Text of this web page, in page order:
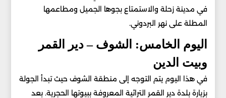
في مدينة زحلة والاستمتاع بجوها الجميل ومطاعمها
المطلة على نهر البردوني.
اليوم الخامس: الشوف – دير القمر
وبيت الدين
في هذا اليوم يتم التوجه إلى منطقة الشوف حيث تبدأ الجولة
بزيارة بلدة دير القمر التراثية المعروفة ببيوتها الحجرية. بعد